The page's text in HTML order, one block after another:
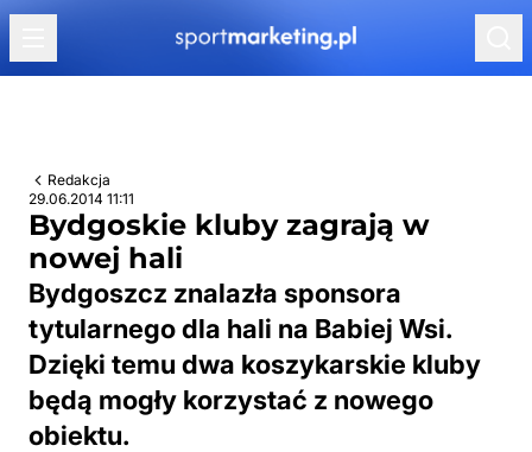
Przejdź do treści
Redakcja
29.06.2014 11:11
Bydgoskie kluby zagrają w
nowej hali
Bydgoszcz znalazła sponsora
tytularnego dla hali na Babiej Wsi.
Dzięki temu dwa koszykarskie kluby
będą mogły korzystać z nowego
obiektu.